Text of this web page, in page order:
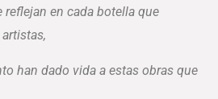
en cada botella que
han dado vida a estas obras que